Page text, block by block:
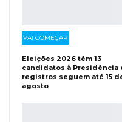
VAI COMEÇAR
Eleições 2026 têm 13
candidatos à Presidência
registros seguem até 15
agosto